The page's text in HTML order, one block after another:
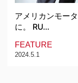
アメリカンモー
に。 RU…
FEATURE
2024.5.1